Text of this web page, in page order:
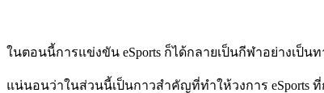
ในตอนนี้การแข่งขัน eSports ก็ได้กลายเป็นกีฬาอย่างเป็
แน่นอนว่าในส่วนนี้เป็นกาวสำคัญที่ทำให้วงการ eSports